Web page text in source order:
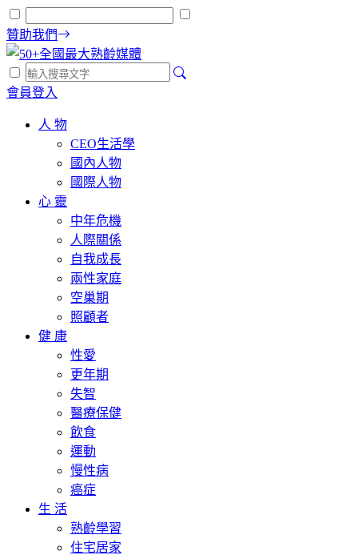
贊助我們
會員登入
人 物
CEO生活學
國內人物
國際人物
心 靈
中年危機
人際關係
自我成長
兩性家庭
空巢期
照顧者
健 康
性愛
更年期
失智
醫療保健
飲食
運動
慢性病
癌症
生 活
熟齡學習
住宅居家